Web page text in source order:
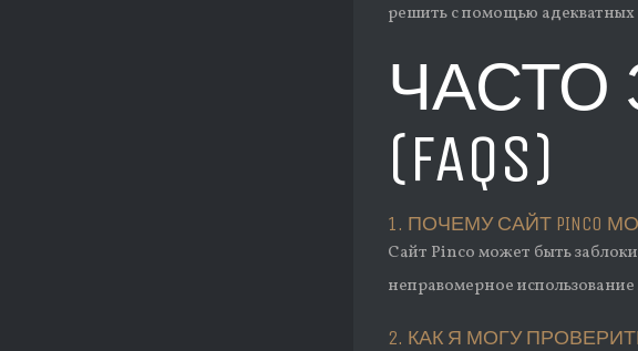
решить с помощью адекватных
(FAQS)
1. ПОЧЕМУ САЙТ PINCO
Сайт Pinco может быть
неправомерное
2. КАК Я МОГУ